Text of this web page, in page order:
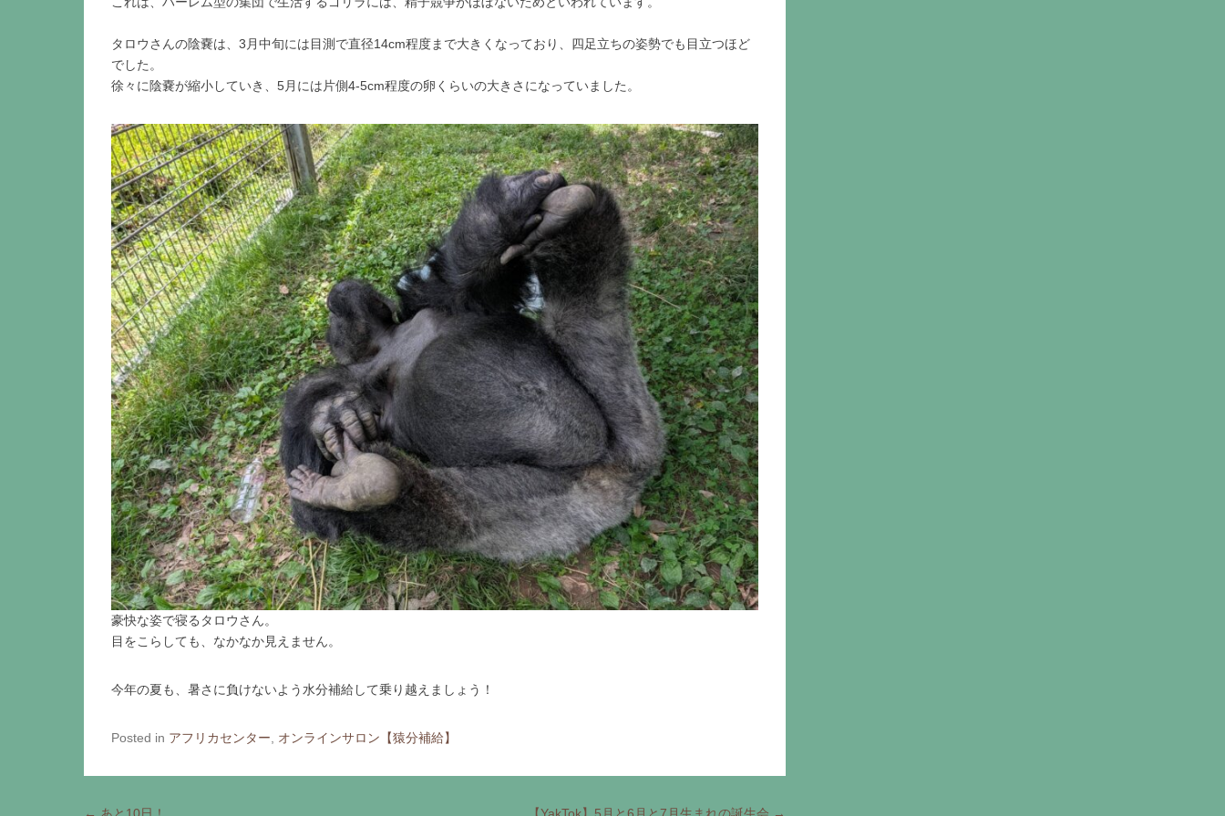
タロウさんの陰嚢は、3月中旬には目測で直径14cm程度まで大きくなっており、四足立ちの姿勢でも目立つほど
でした。
徐々に陰嚢が縮小していき、5月には片側4-5cm程度の卵くらいの大きさになっていました。
豪快な姿で寝るタロウさん。
目をこらしても、なかなか見えません。
今年の夏も、暑さに負けないよう水分補給して乗り越えましょう！
Posted in アフリカセンター, オンラインサロン【猿分補給】